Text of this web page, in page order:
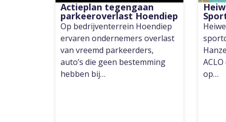
Actieplan tegengaan
parkeeroverlast Hoendiep
Op bedrijventerrein Hoendiep
ervaren ondernemers overlast
van vreemd parkeerders,
auto’s die geen bestemming
hebben bij…
op…